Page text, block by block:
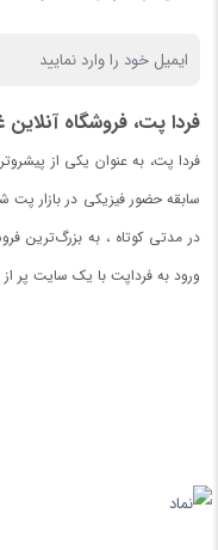
فردا پت، فروشگاه
فردا پت، به عنوان یکی از
سابقه حضور فیزیکی در بازار
در مدتی کوتاه ، به بزرگ‌ترین
ورود به فرداپت با یک سایت پر